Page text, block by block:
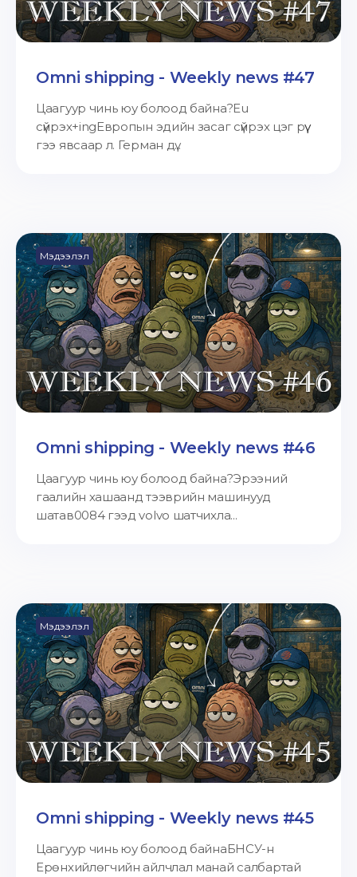
Omni shipping - Weekly news #47
Цаагуур чинь юу болоод байна?Eu
сүйрэх+ingЕвропын эдийн засаг сүйрэх цэг рүү
гээ явсаар л. Герман дү...
Мэдээлэл
Omni shipping - Weekly news #46
Цаагуур чинь юу болоод байна?Эрээний
гаалийн хашаанд тээврийн машинууд
шатав0084 гээд volvo шатчихла...
Мэдээлэл
Omni shipping - Weekly news #45
Цаагуур чинь юу болоод байнаБНСУ-н
Ерөнхийлөгчийн айлчлал манай салбартай